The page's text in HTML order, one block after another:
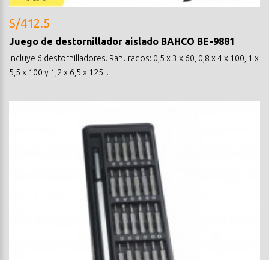
S/412.5
Juego de destornillador aislado BAHCO BE-9881
Incluye 6 destornilladores. Ranurados: 0,5 x 3 x 60, 0,8 x 4 x 100, 1 x
5,5 x 100 y 1,2 x 6,5 x 125 ..